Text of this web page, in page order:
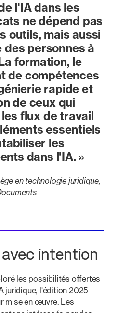
l'IA dans les
ne dépend pas
outils, mais aussi
personnes à
formation, le
de compétences
rapide et
de ceux qui
flux de travail
essentiels
les
dans l'IA. »
en technologie juridique,
intention
les possibilités offertes
juridique, l'édition 2025
mise en œuvre. Les